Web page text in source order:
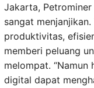
Jakarta,
sangat
produktivitas,
memberi peluang
melompat.
digital dapat